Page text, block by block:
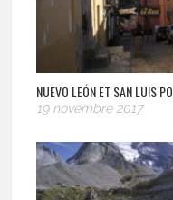
NUEVO LEÓN ET SAN LUIS
19 novembre 2017